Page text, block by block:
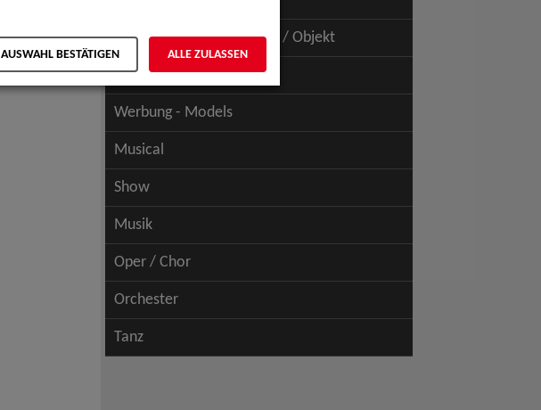
Schauspiel - Figur / Puppe / Objekt
Werbung - Talents
Werbung - Models
Musical
Show
Musik
Oper / Chor
Orchester
Tanz
AUSWAHL BESTÄTIGEN ALLE ZULASSEN